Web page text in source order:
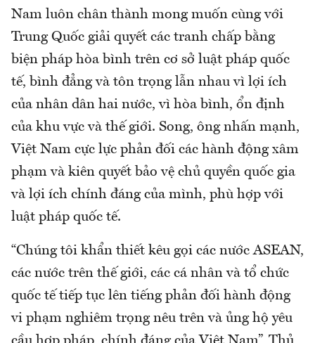
Nam luôn chân thành mong muốn cùng với
Trung Quốc giải quyết các tranh chấp bằng
biện pháp hòa bình trên cơ sở luật pháp quốc
tế, bình đẳng và tôn trọng lẫn nhau vì lợi ích
của nhân dân hai nước, vì hòa bình, ổn định
của khu vực và thế giới. Song, ông nhấn mạnh,
Việt Nam cực lực phản đối các hành động xâm
phạm và kiên quyết bảo vệ chủ quyền quốc gia
và lợi ích chính đáng của mình, phù hợp với
luật pháp quốc tế.
“Chúng tôi khẩn thiết kêu gọi các nước ASEAN,
các nước trên thế giới, các cá nhân và tổ chức
quốc tế tiếp tục lên tiếng phản đối hành động
vi phạm nghiêm trọng nêu trên và ủng hộ yêu